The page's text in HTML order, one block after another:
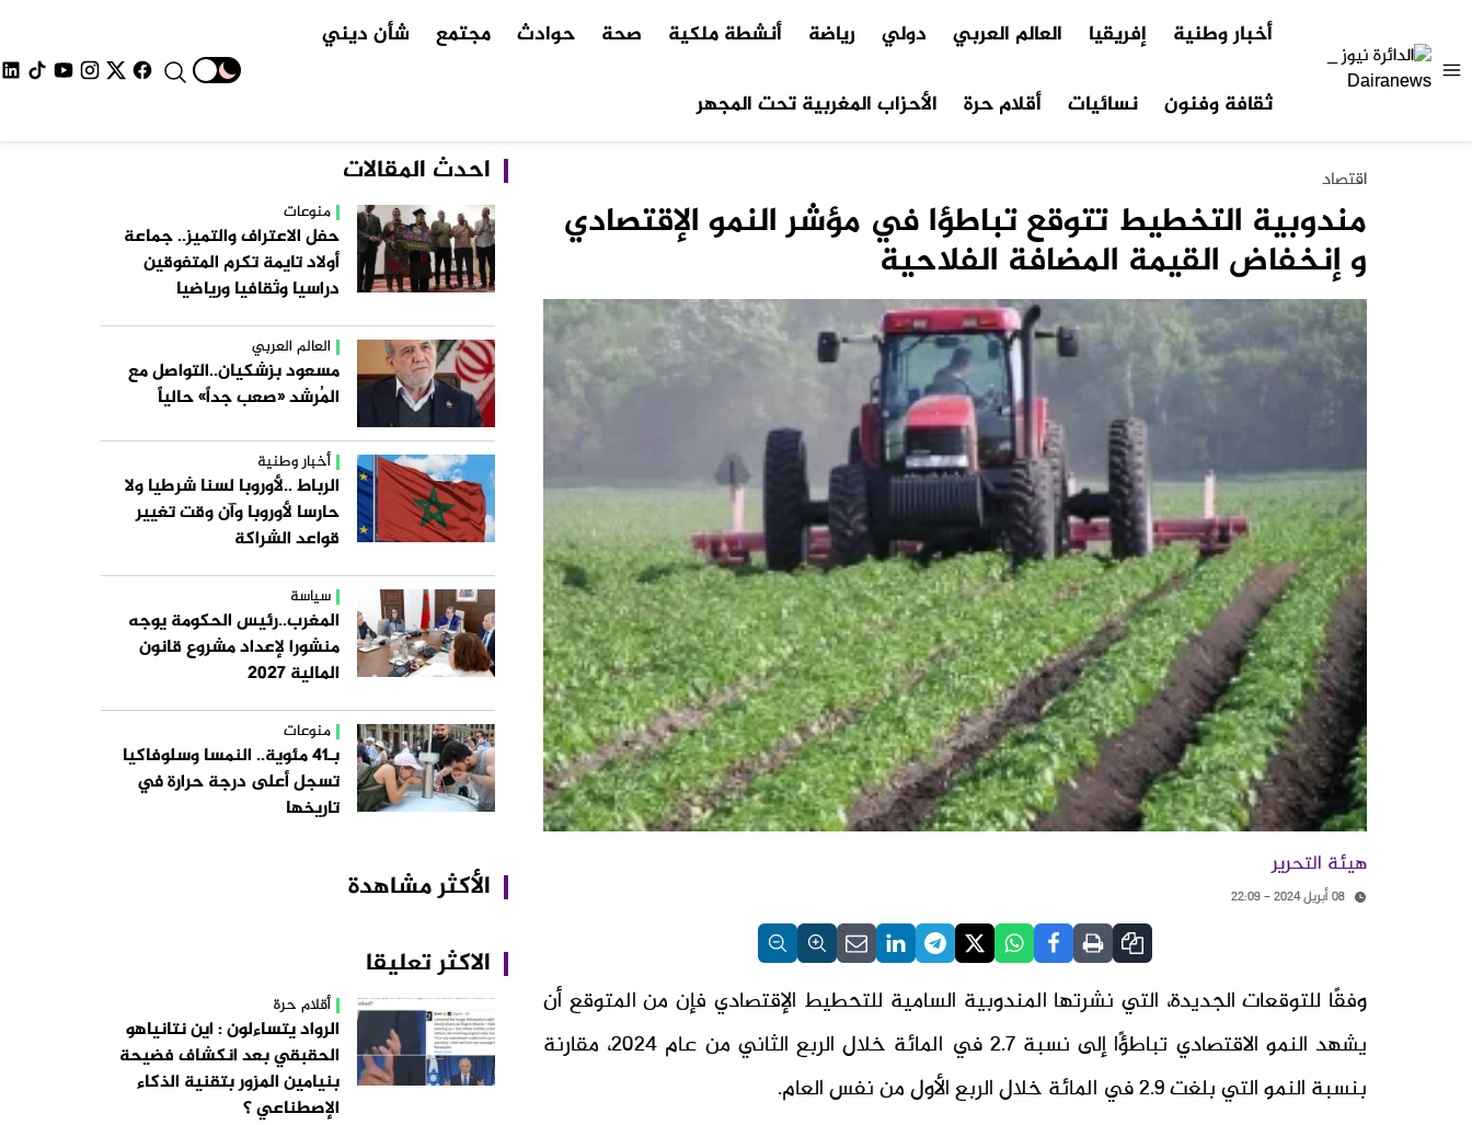
أخبار وطنية إفريقيا العالم العربي دولي رياضة أنشطة ملكية صحة حوادث مجتمع شأن ديني
ثقافة وفنون نسائيات أقلام حرة الأحزاب المغربية تحت المجهر
اقتصاد
مندوبية التخطيط تتوقع تباطؤا في مؤشر النمو الإقتصادي
و إنخفاض القيمة المضافة الفلاحية
هيئة التحرير
08 أبريل 2024 - 22:09
وفقًا للتوقعات الجديدة، التي نشرتها المندوبية السامية للتحطيط الإقتصادي فإن من المتوقع أن
يشهد النمو الاقتصادي تباطؤًا إلى نسبة 2.7 في المائة خلال الربع الثاني من عام 2024، مقارنة
بنسبة النمو التي بلغت 2.9 في المائة خلال الربع الأول من نفس العام.
احدث المقالات
منوعات
حفل الاعتراف والتميز.. جماعة
أولاد تايمة تكرم المتفوقين
دراسيا وثقافيا ورياضيا
العالم العربي
مسعود بزشكيان..التواصل مع
المُرشد «صعب جداً» حالياً
أخبار وطنية
الرباط ..لأوروبا لسنا شرطيا ولا
حارسا لأوروبا وآن وقت تغيير
قواعد الشراكة
سياسة
المغرب..رئيس الحكومة يوجه
منشورا لإعداد مشروع قانون
المالية 2027
منوعات
بـ41 مئوية.. النمسا وسلوفاكيا
تسجل أعلى درجة حرارة في
تاريخها
الأكثر مشاهدة
الاكثر تعليقا
أقلام حرة
الرواد يتساءلون : اين نتانياهو
الحقبقي بعد انكشاف فضيحة
بنيامين المزور بتقنية الذكاء
الإصطناعي ؟